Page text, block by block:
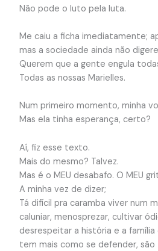
Não pode o luto pela luta.
Me caiu a ficha imediatamente;
mas a sociedade ainda não
Querem que a gente engula
Todas as nossas Marielles.
Num primeiro momento, minha
Mas ela tinha esperança, certo?
Aí, fiz esse texto.
Mais do mesmo? Talvez.
Mas é o MEU desabafo. O MEU
A minha vez de dizer;
Tá difícil pra caramba viver num
caluniar, menosprezar, cultivar
desrespeitar a história e a
tem mais como se defender,